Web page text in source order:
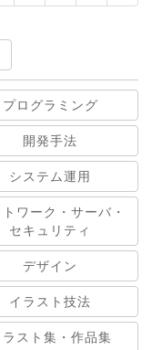
プログラミング
開発手法
システム運用
ワーク・サーバ・
セキュリティ
デザイン
イラスト技法
ラスト集・作品集